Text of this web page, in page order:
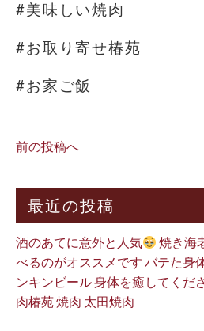
#美味しい焼肉
#お取り寄せ椿苑
#お家ご飯
前の投稿へ
最近の投稿
酒のあてに意外と人気 焼き海
べるのがオススメです バテた身
ンキンビール 身体を癒してくだ
肉椿苑 焼肉 太田焼肉